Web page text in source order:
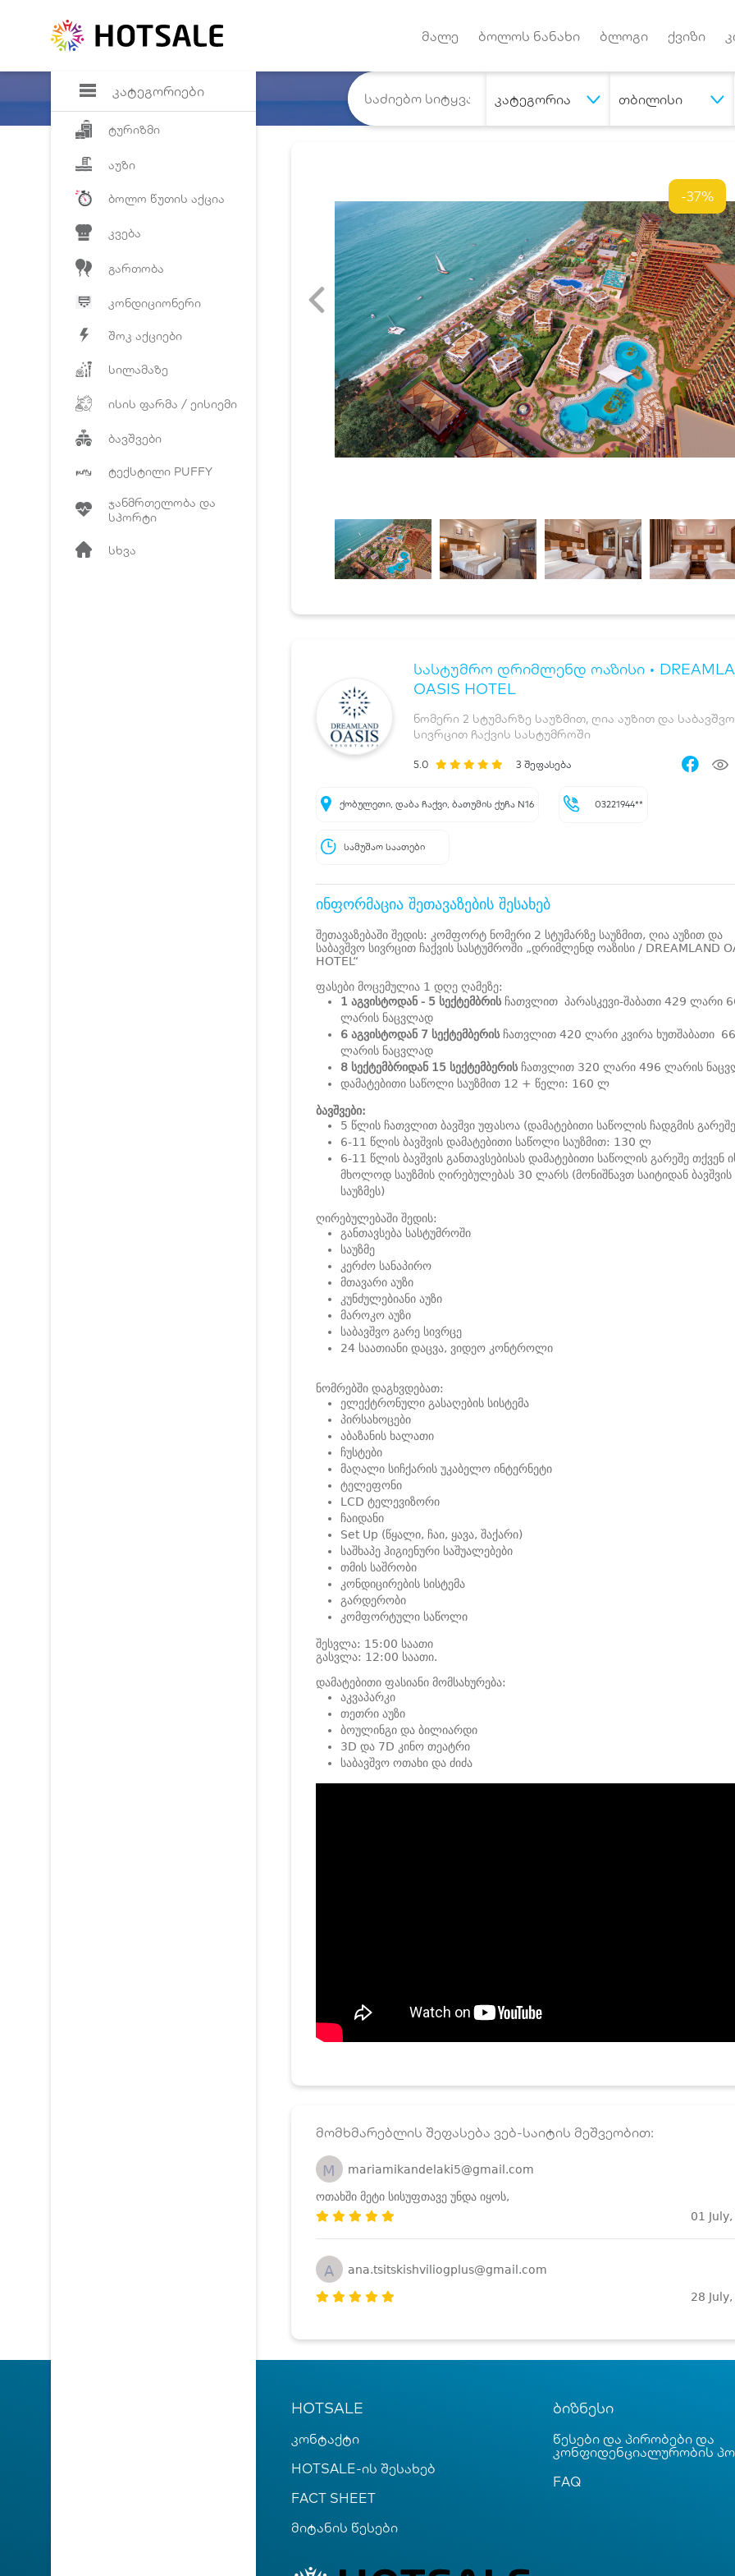
კატეგორიები
ტურიზმი
აუზი
ბოლო წუთის აქცია
კვება
გართობა
კონდიციონერი
შოკ აქციები
სილამაზე
ისის ფარმა / ეისიემი
ბავშვები
ტექსტილი PUFFY
ჯანმრთელობა და
სპორტი
სხვა
მალე ბოლოს ნანახი ბლოგი ქვიზი
კატეგორია თბილისი
-37%
სასტუმრო დრიმლენდ ოაზისი •
OASIS HOTEL
ნომერი 2 სტუმარზე საუზმით, ღია აუზით და საბავშვო
სივრცით ჩაქვის სასტუმროში
5.0 3 შეფასება
ქობულეთი, დაბა ჩაქვი, ბათუმის ქუჩა N16 03221944**
სამუშაო საათები
ინფორმაცია შეთავაზების შესახებ
შეთავაზებაში შედის: კომფორტ ნომერი 2 სტუმარზე საუზმით, ღია აუზით და
საბავშვო სივრცით ჩაქვის სასტუმროში „დრიმლენდ ოაზისი / DREAMLAND
HOTEL“
ფასები მოცემულია 1 დღე ღამეზე:
1 აგვისტოდან - 5 სექტემბრისჩათვლით პარასკევი-შაბათი 429 ლარი
ლარის ნაცვლად
6 აგვისტოდან 7 სექტემბერის ჩათვლით 420 ლარი კვირა ხუთშაბათი
ლარის ნაცვლად
8 სექტემბრიდან 15 სექტემბერისჩათვლით 320 ლარი 496 ლარის
დამატებითი საწოლი საუზმით 12 + წელი: 160 ლ
ბავშვები:
5 წლის ჩათვლით ბავშვი უფასოა (დამატებითი საწოლის ჩადგმის
6-11 წლის ბავშვის დამატებითი საწოლი საუზმით: 130 ლ
6-11 წლის ბავშვის განთავსებისას დამატებითი საწოლის გარეშე თქვენ
მხოლოდ საუზმის ღირებულებას 30 ლარს (მონიშნავთ საიტიდან ბავშვის
საუზმეს)
ღირებულებაში შედის:
განთავსება სასტუმროში
საუზმე
კერძო სანაპირო
მთავარი აუზი
კუნძულებიანი აუზი
მაროკო აუზი
საბავშვო გარე სივრცე
24 საათიანი დაცვა, ვიდეო კონტროლი
ნომრებში დაგხვდებათ:
ელექტრონული გასაღების სისტემა
პირსახოცები
აბაზანის ხალათი
ჩუსტები
მაღალი სიჩქარის უკაბელო ინტერნეტი
ტელეფონი
LCD ტელევიზორი
ჩაიდანი
Set Up (წყალი, ჩაი, ყავა, შაქარი)
საშხაპე ჰიგიენური საშუალებები
თმის საშრობი
კონდიცირების სისტემა
გარდერობი
კომფორტული საწოლი
შესვლა: 15:00 საათი
გასვლა: 12:00 საათი.
დამატებითი ფასიანი მომსახურება:
აკვაპარკი
თეთრი აუზი
ბოულინგი და ბილიარდი
3D და 7D კინო თეატრი
საბავშვო ოთახი და ძიძა
მომხმარებლის შეფასება ვებ-საიტის მეშვეობით:
M mariamikandelaki5@gmail.com
ოთახში მეტი სისუფთავე უნდა იყოს,
01
A ana.tsitskishviliogplus@gmail.com
28
HOTSALE
კონტაქტი
HOTSALE-ის შესახებ
FACT SHEET
მიტანის წესები
ბიზნესი
წესები და პირობები და
კონფიდენციალურობის
FAQ